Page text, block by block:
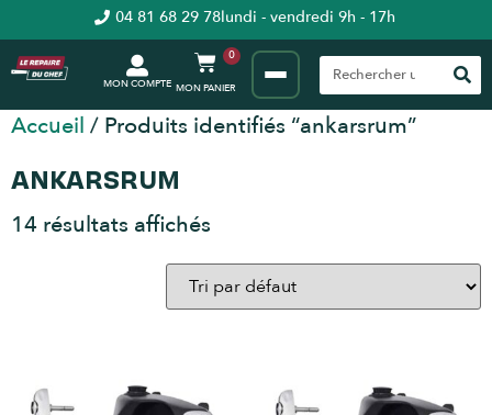
04 81 68 29 78lundi - vendredi 9h - 17h
MON COMPTE
0
Accueil / Produits identifiés “ankarsrum”
ANKARSRUM
14 résultats affichés